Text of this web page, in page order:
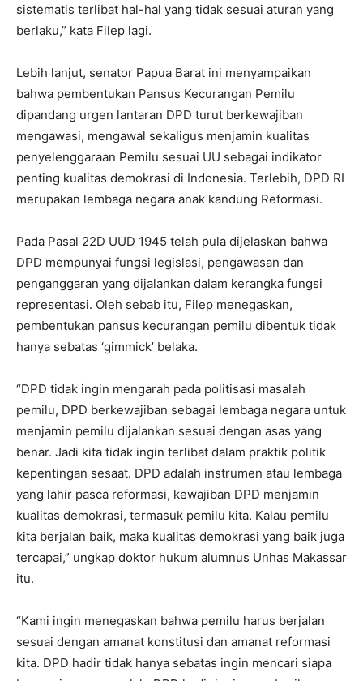
sistematis terlibat hal-hal yang tidak sesuai aturan yang
berlaku,” kata Filep lagi.
Lebih lanjut, senator Papua Barat ini menyampaikan
bahwa pembentukan Pansus Kecurangan Pemilu
dipandang urgen lantaran DPD turut berkewajiban
mengawasi, mengawal sekaligus menjamin kualitas
penyelenggaraan Pemilu sesuai UU sebagai indikator
penting kualitas demokrasi di Indonesia. Terlebih, DPD RI
merupakan lembaga negara anak kandung Reformasi.
Pada Pasal 22D UUD 1945 telah pula dijelaskan bahwa
DPD mempunyai fungsi legislasi, pengawasan dan
penganggaran yang dijalankan dalam kerangka fungsi
representasi. Oleh sebab itu, Filep menegaskan,
pembentukan pansus kecurangan pemilu dibentuk tidak
hanya sebatas ‘gimmick’ belaka.
“DPD tidak ingin mengarah pada politisasi masalah
pemilu, DPD berkewajiban sebagai lembaga negara untuk
menjamin pemilu dijalankan sesuai dengan asas yang
benar. Jadi kita tidak ingin terlibat dalam praktik politik
kepentingan sesaat. DPD adalah instrumen atau lembaga
yang lahir pasca reformasi, kewajiban DPD menjamin
kualitas demokrasi, termasuk pemilu kita. Kalau pemilu
kita berjalan baik, maka kualitas demokrasi yang baik juga
tercapai,” ungkap doktor hukum alumnus Unhas Makassar
itu.
“Kami ingin menegaskan bahwa pemilu harus berjalan
sesuai dengan amanat konstitusi dan amanat reformasi
kita. DPD hadir tidak hanya sebatas ingin mencari siapa